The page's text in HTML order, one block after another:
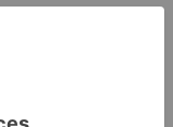
"pueden